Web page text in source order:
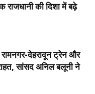
राजधानी की दिशा में बढ़े
देहरादून ट्रेन और
सांसद अनिल बलूनी ने